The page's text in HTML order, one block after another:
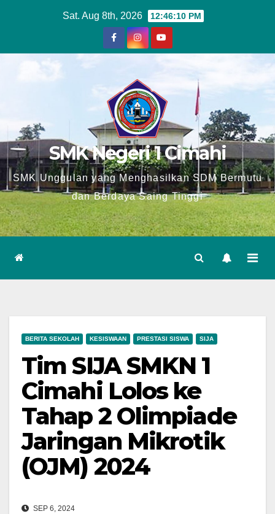
Sat. Aug 8th, 2026 12:46:11 PM
SMK Negeri 1 Cimahi
SMK Unggulan yang Menghasilkan SDM Bermutu
dan Berdaya Saing Tinggi
BERITA SEKOLAH KESISWAAN PRESTASI SISWA SIJA
Tim SIJA SMKN 1
Cimahi Lolos ke
Tahap 2 Olimpiade
Jaringan Mikrotik
(OJM) 2024
SEP 6, 2024